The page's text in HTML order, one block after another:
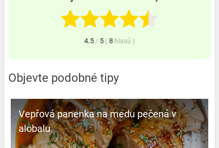
4.5 / 5 (8 hlasů )
Objevte podobné tipy
Vepřová panenka na medu pečená v
alobalu